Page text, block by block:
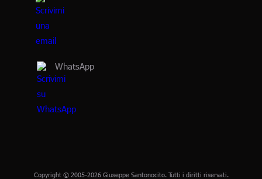
WhatsApp
Copyright © 2005-2026 Giuseppe Santonocito. Tutti i diritti riservati.